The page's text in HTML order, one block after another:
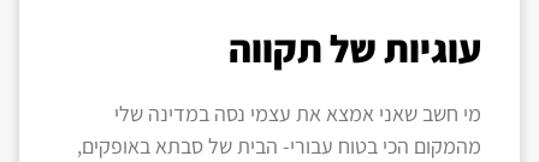
עוגיות של תקווה
מי חשב שאני אמצא את עצמי נסה במדינה שלי
מהמקום הכי בטוח עבורי- הבית של סבתא באופקים,